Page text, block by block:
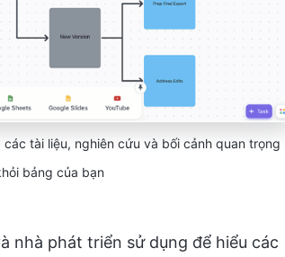
tài liệu, nghiên cứu và bối cảnh quan trọng
bảng của bạn
nhà phát triển sử dụng để hiểu các